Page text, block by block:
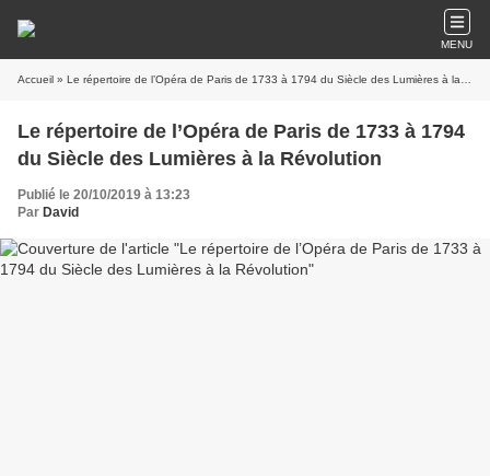
MENU
Accueil » Le répertoire de l’Opéra de Paris de 1733 à 1794 du Siècle des Lumières à la Révolution
Le répertoire de l’Opéra de Paris de 1733 à 1794
du Siècle des Lumières à la Révolution
Publié le 20/10/2019 à 13:23
Par David